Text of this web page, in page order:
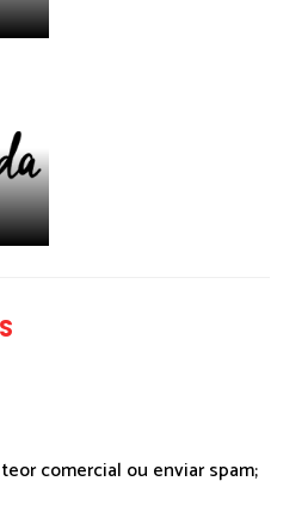
comercial ou enviar spam;